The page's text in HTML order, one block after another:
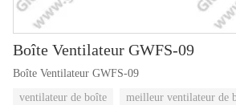
Boîte Ventilateur GWFS-09
Boîte Ventilateur GWFS-09
ventilateur de boîte
meilleur ventilateur de